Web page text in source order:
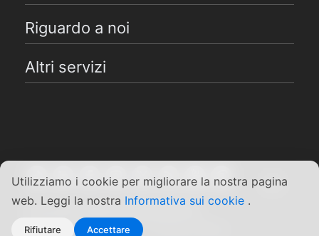
Utilizziamo i cookie per migliorare la nostra pagina
web. Leggi la nostra Informativa sui cookie .
Rifiutare Accettare
Riguardo a noi
Altri servizi
Copyright ©2026 ASUSTOR Inc.
Termini e condizioni
|